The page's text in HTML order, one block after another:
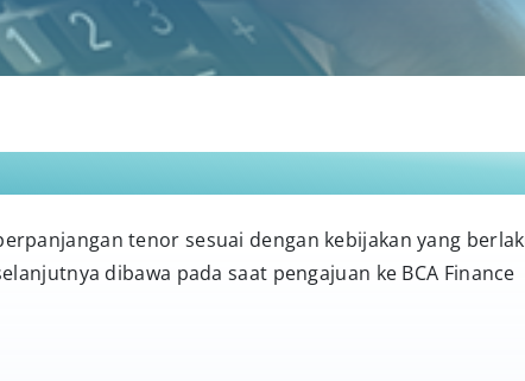
tenor sesuai dengan kebijakan yang
dibawa pada saat pengajuan ke BCA Finance